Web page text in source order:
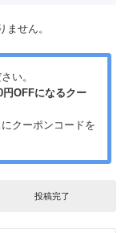
せん。
い。
円OFFになるクー
クーポンコードを
投稿完了